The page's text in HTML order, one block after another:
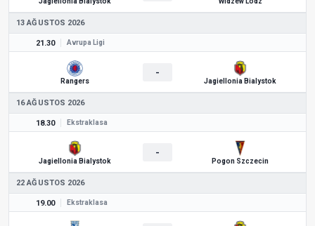
13 AĞUSTOS 2026
21.30 Avrupa Ligi
Rangers
-
Jagiellonia Bialystok
16 AĞUSTOS 2026
18.30 Ekstraklasa
Jagiellonia Bialystok
-
Pogon Szczecin
22 AĞUSTOS 2026
19.00 Ekstraklasa